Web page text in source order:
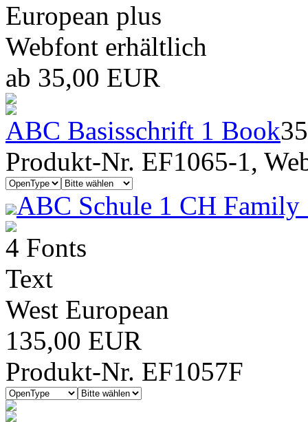
European plus
Webfont erhältlich
ab 35,00 EUR
ABC Basisschrift 1 Book
Produkt-Nr. EF1065-1,
ABC Schule 1 CH Family
4 Fonts
Text
West European
135,00 EUR
Produkt-Nr. EF1057F